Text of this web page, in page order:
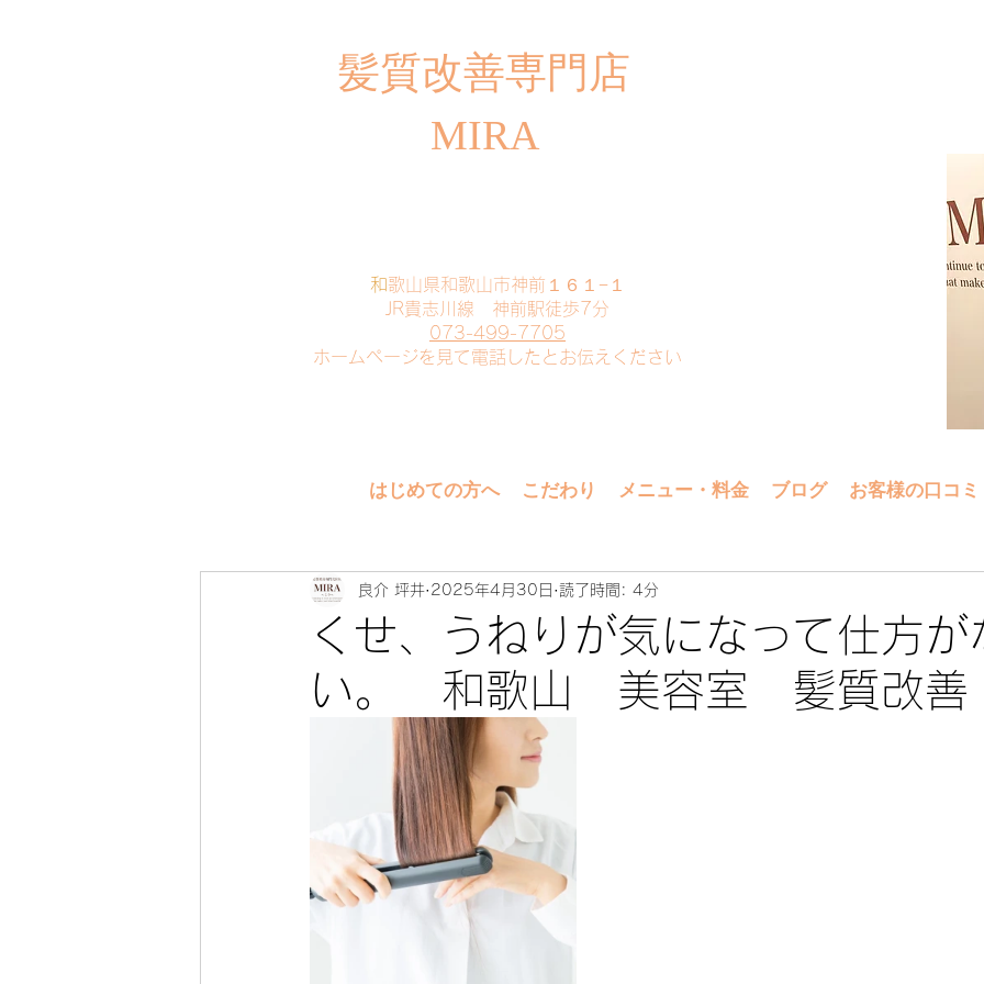
​髪質改善専門店
MIRA
​和歌山県和歌山市神前１６１−１
JR貴志川線 神前駅徒歩7分
073-499-7705
​ホームページを見て電話したとお伝えください
はじめての方へ こだわり メニュー・料金 ブログ お客様の口コミ
くせ、うねりが気になって仕方が
い。 和歌山 美容室 髪質改善
良介 坪井 2025年4月30日 読了時間: 4分